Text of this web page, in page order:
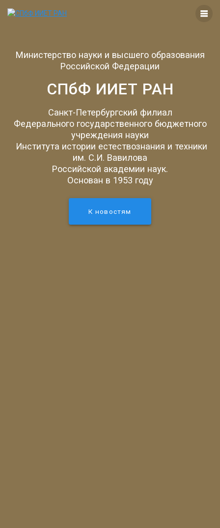
Министерство науки и высшего образования
Российской Федерации
СПбФ ИИЕТ РАН
Санкт-Петербургский филиал
Федерального государственного бюджетного
учреждения науки
Института истории естествознания и техники
им. С.И. Вавилова
Российской академии наук.
Основан в 1953 году
К новостям